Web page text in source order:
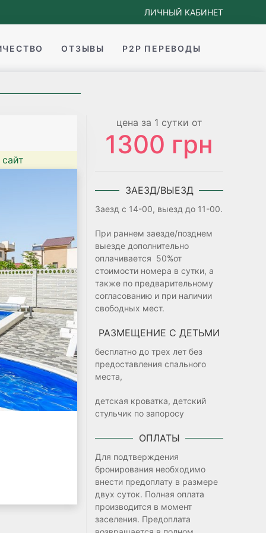
ЛИЧНЫЙ КАБИНЕТ
ОТЗЫВЫ P2P ПЕРЕВОДЫ
сайт
цена за 1 сутки от
1300 грн
ЗАЕЗД/ВЫЕЗД
Заезд с 14-00, выезд до 11-00.
При раннем заезде/позднем
выезде дополнительно
оплачивается 50%от
стоимости номера в сутки, а
также по предварительному
согласованию и при наличии
свободных мест.
РАЗМЕЩЕНИЕ С ДЕТЬМИ
бесплатно до трех лет без
предоставления спального
места,
детская кроватка, детский
стульчик по запоросу
ОПЛАТЫ
Для подтверждения
бронирования необходимо
внести предоплату в размере
двух суток. Полная оплата
производится в момент
заселения. Предоплата